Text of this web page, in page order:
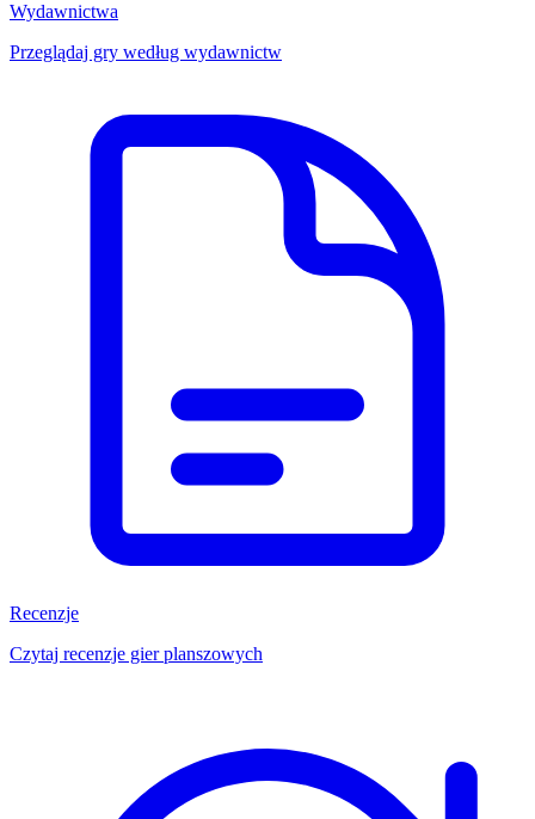
Wydawnictwa
Przeglądaj gry według wydawnictw
Recenzje
Czytaj recenzje gier planszowych